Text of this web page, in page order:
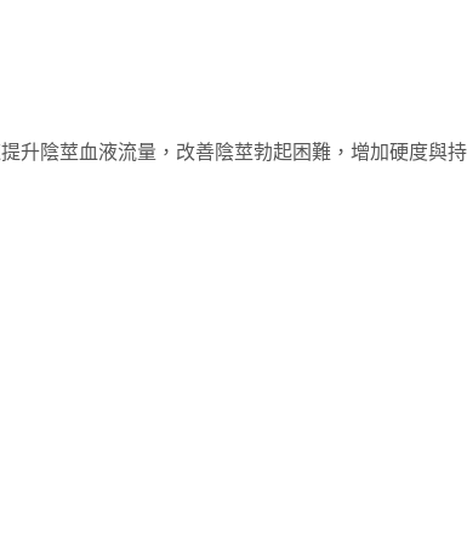
升陰莖血液流量，改善陰莖勃起困難，增加硬度與